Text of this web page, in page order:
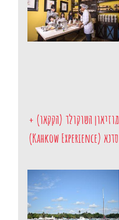
מוזיאון השוקולד (הקקאו) +
סדנא (Kahkow Experience)